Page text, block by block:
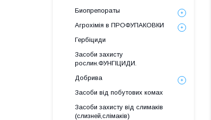
Биопрепораты
Агрохімія в ПРОФУПАКОВКИ
Гербіциди
Засоби захисту
рослин.ФУНГІЦИДИ.
Добрива
Засоби від побутових комах
Засоби захисту від слимаків
(слизней,слімаків)